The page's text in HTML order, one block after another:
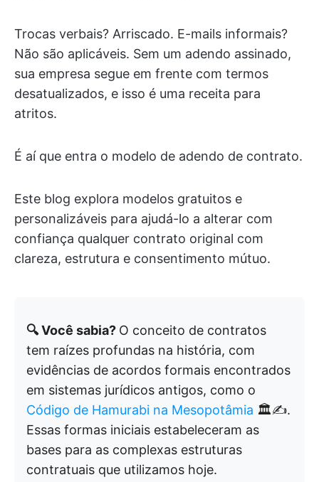
Trocas verbais? Arriscado. E-mails informais?
Não são aplicáveis. Sem um adendo assinado,
sua empresa segue em frente com termos
desatualizados, e isso é uma receita para
atritos.
É aí que entra o modelo de adendo de contrato.
Este blog explora modelos gratuitos e
personalizáveis para ajudá-lo a alterar com
confiança qualquer contrato original com
clareza, estrutura e consentimento mútuo.
🔍 Você sabia? O conceito de contratos
tem raízes profundas na história, com
evidências de acordos formais encontrados
em sistemas jurídicos antigos, como o
Código de Hamurabi na Mesopotâmia 🏛️✍️.
Essas formas iniciais estabeleceram as
bases para as complexas estruturas
contratuais que utilizamos hoje.